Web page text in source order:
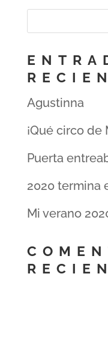
Agustinna
¡Qué circo
Puerta
2020 termina
Mi verano